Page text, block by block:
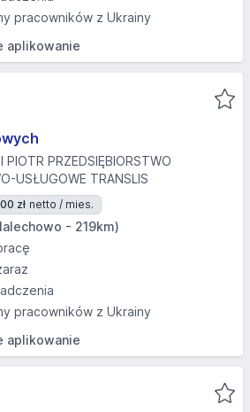
pracowników z Ukrainy
aplikowanie
PIOTR PRZEDSIĘBIORSTWO
USŁUGOWE TRANSLIS
zł netto / mies.
- 219km)
pracowników z Ukrainy
aplikowanie